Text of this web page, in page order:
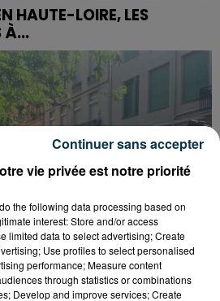
HAUTE-LOIRE, LES
À...
vie privée est notre priorité
do the following data processing based on
interest: Store and/or access
limited data to select advertising; Create
Use profiles to select personalised
performance; Measure content
through statistics or combinations
Develop and improve services; Create
Continuer sans accepter